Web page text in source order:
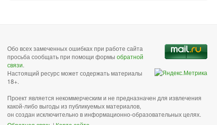
Обо всех замеченных ошибках при работе сайта
просьба сообщать при помощи формы обратной
связи.
Настоящий ресурс может содержать материалы
18+.
Проект является некоммерческим и не предназначен для извлечения
какой-либо выгоды из публикуемых материалов,
он создан исключительно в информационно-образовательных целях.